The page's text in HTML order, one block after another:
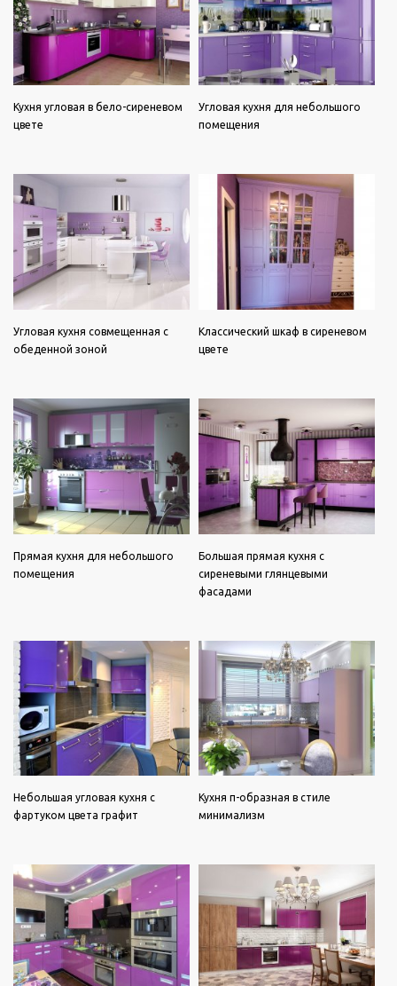
Кухня угловая в бело-сиреневом
цвете
Угловая кухня для небольшого
помещения
Угловая кухня совмещенная с
обеденной зоной
Классический шкаф в сиреневом
цвете
Прямая кухня для небольшого
помещения
Большая прямая кухня с
сиреневыми глянцевыми
фасадами
Небольшая угловая кухня с
фартуком цвета графит
Кухня п-образная в стиле
минимализм